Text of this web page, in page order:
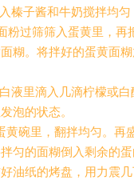
榛子酱和牛奶搅拌均匀
粉过筛筛入蛋黄里，再
糊。将拌好的蛋黄面
液里滴入几滴柠檬或白
泡的状态。
黄碗里，翻拌均匀。再
匀的面糊倒入剩余的
油纸的烤盘，用力震